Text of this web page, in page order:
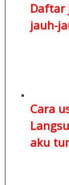
Daftar
jauh-
Cara
aku